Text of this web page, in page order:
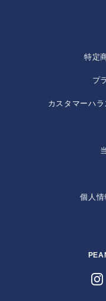
特定
プ
カスタマーハ
個人